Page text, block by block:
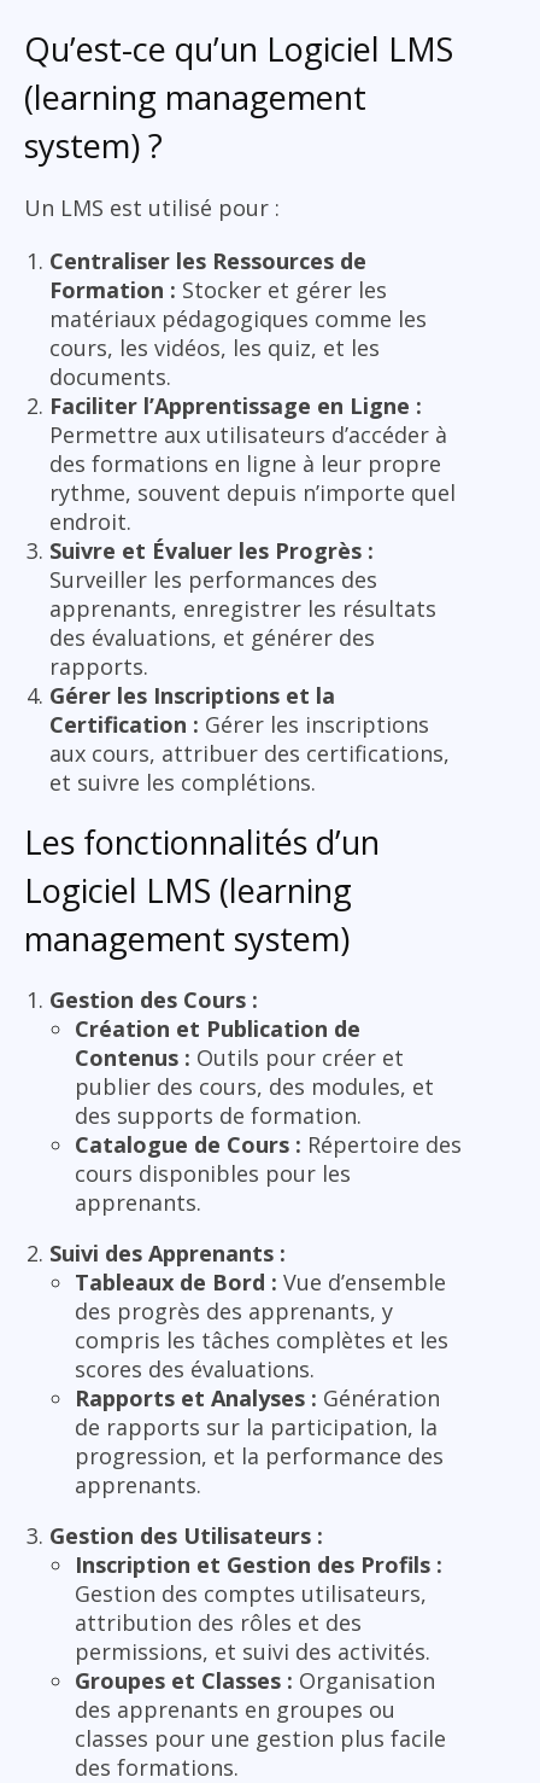
Qu’est-ce qu’un Logiciel LMS
(learning management
system) ?
Un LMS est utilisé pour :
Centraliser les Ressources de
Formation : Stocker et gérer les
matériaux pédagogiques comme les
cours, les vidéos, les quiz, et les
documents.
Faciliter l’Apprentissage en Ligne :
Permettre aux utilisateurs d’accéder à
des formations en ligne à leur propre
rythme, souvent depuis n’importe quel
endroit.
Suivre et Évaluer les Progrès :
Surveiller les performances des
apprenants, enregistrer les résultats
des évaluations, et générer des
rapports.
Gérer les Inscriptions et la
Certification : Gérer les inscriptions
aux cours, attribuer des certifications,
et suivre les complétions.
Les fonctionnalités d’un
Logiciel LMS (learning
management system)
Gestion des Cours :
Création et Publication de
Contenus : Outils pour créer et
publier des cours, des modules, et
des supports de formation.
Catalogue de Cours : Répertoire des
cours disponibles pour les
apprenants.
Suivi des Apprenants :
Tableaux de Bord : Vue d’ensemble
des progrès des apprenants, y
compris les tâches complètes et les
scores des évaluations.
Rapports et Analyses : Génération
de rapports sur la participation, la
progression, et la performance des
apprenants.
Gestion des Utilisateurs :
Inscription et Gestion des Profils :
Gestion des comptes utilisateurs,
attribution des rôles et des
permissions, et suivi des activités.
Groupes et Classes : Organisation
des apprenants en groupes ou
classes pour une gestion plus facile
des formations.